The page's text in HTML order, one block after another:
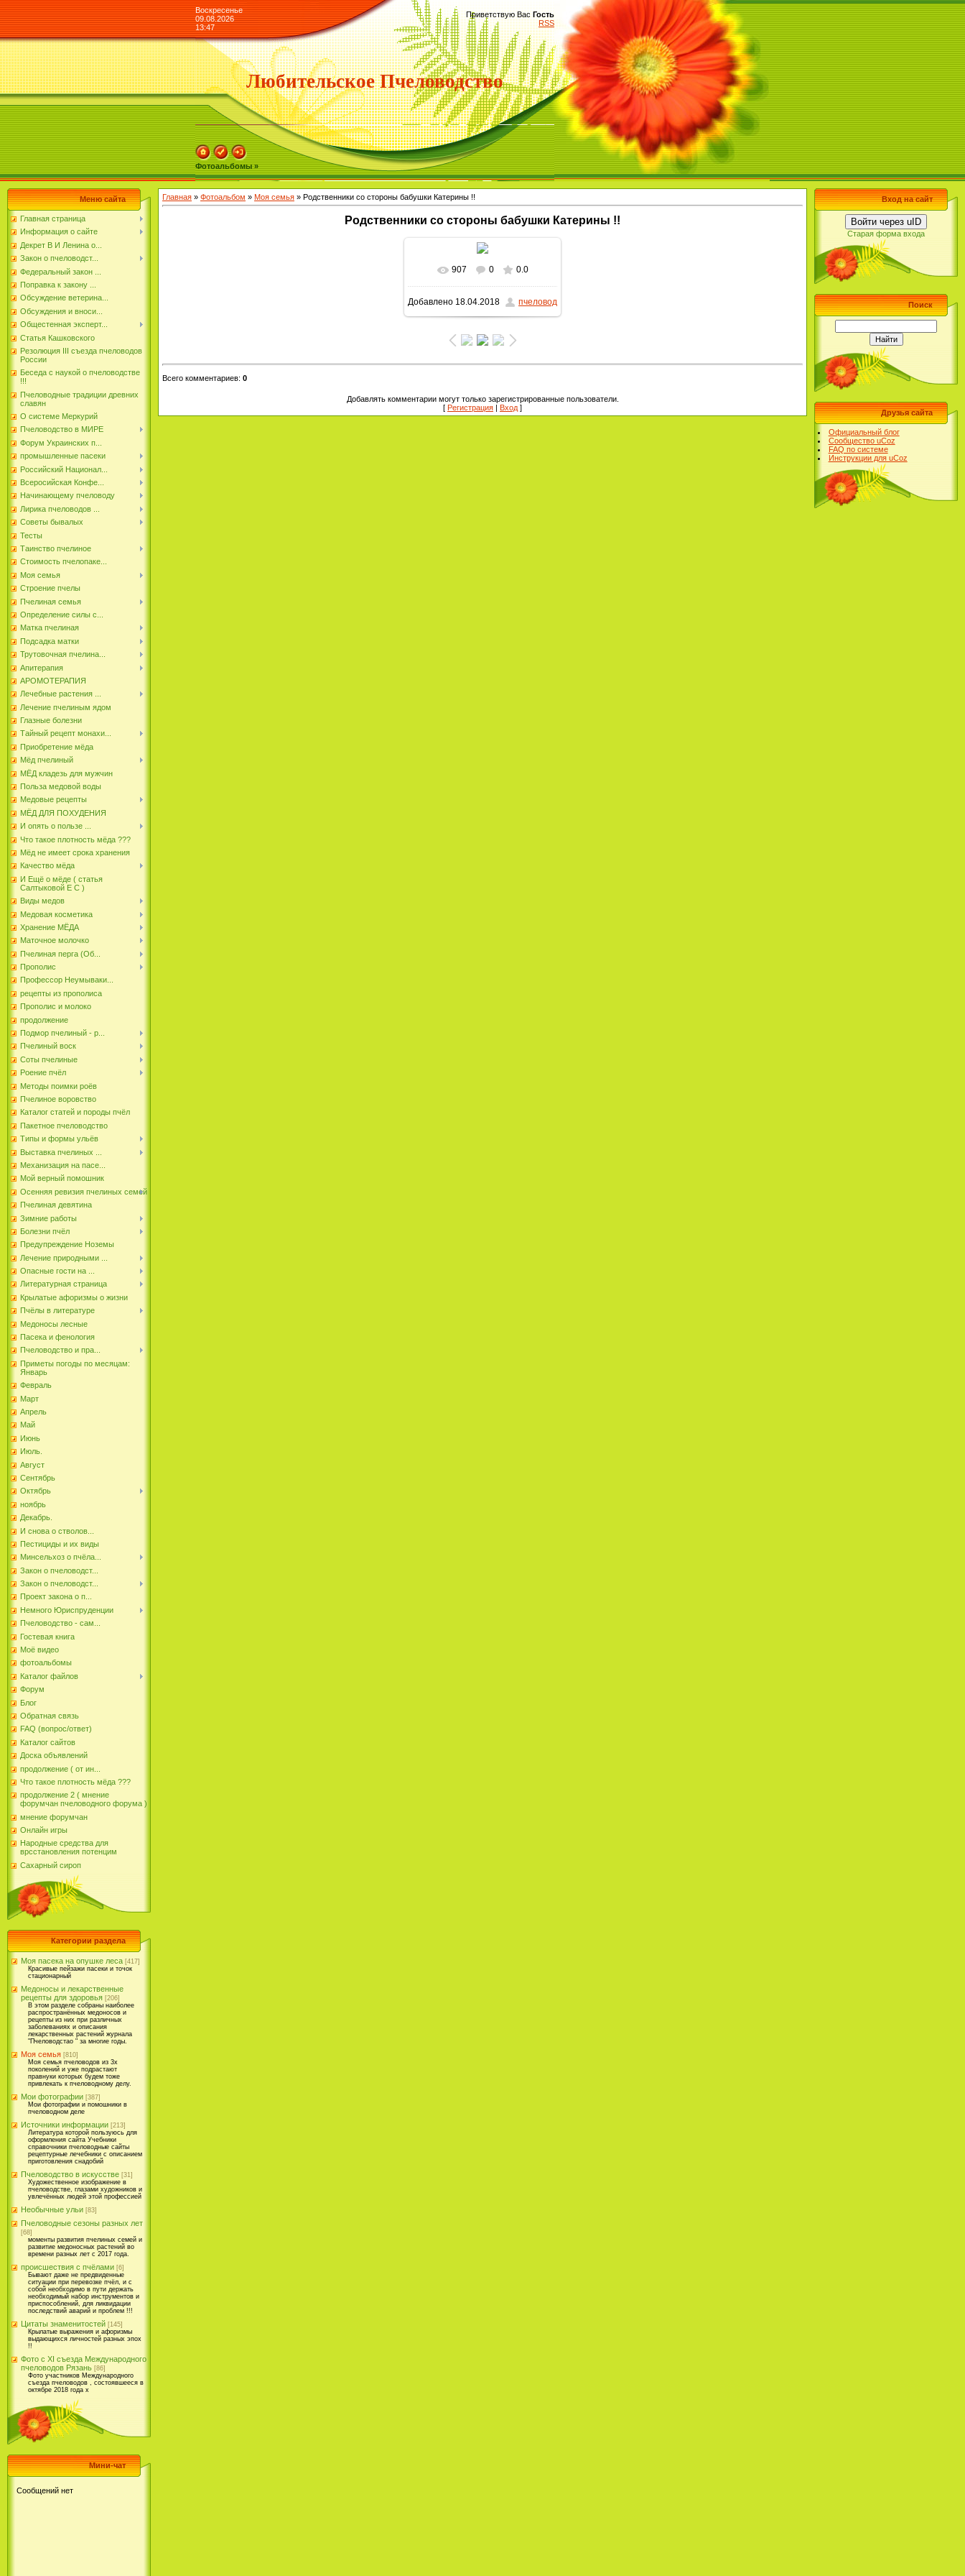
Воскресенье
09.08.2026
13:47
Приветствую Вас Гость
RSS
Любительское Пчеловодство
Фотоальбомы »
Меню сайта
Главная страница
Информация о сайте
Декрет В И Ленина о...
Закон о пчеловодст...
Федеральный закон ...
Поправка к закону ...
Обсуждение ветерина...
Обсуждения и вноси...
Общестенная эксперт...
Статья Кашковского
Резолюция III съезда пчеловодов
России
Беседа с наукой о пчеловодстве
!!!
Пчеловодные традиции древних
славян
О системе Меркурий
Пчеловодство в МИРЕ
Форум Украинских п...
промышленные пасеки
Российский Национал...
Всеросийская Конфе...
Начинающему пчеловоду
Лирика пчеловодов ...
Советы бывалых
Тесты
Таинство пчелиное
Стоимость пчелопаке...
Моя семья
Строение пчелы
Пчелиная семья
Определение силы с...
Матка пчелиная
Подсадка матки
Трутовочная пчелина...
Апитерапия
АРОМОТЕРАПИЯ
Лечебные растения ...
Лечение пчелиным ядом
Глазные болезни
Тайный рецепт монахи...
Приобретение мёда
Мёд пчелиный
МЁД кладезь для мужчин
Польза медовой воды
Медовые рецепты
МЁД ДЛЯ ПОХУДЕНИЯ
И опять о пользе ...
Что такое плотность мёда ???
Мёд не имеет срока хранения
Качество мёда
И Ещё о мёде ( статья
Салтыковой Е С )
Виды медов
Медовая косметика
Хранение МЁДА
Маточное молочко
Пчелиная перга (Об...
Прополис
Профессор Неумываки...
рецепты из прополиса
Прополис и молоко
продолжение
Подмор пчелиный - р...
Пчелиный воск
Соты пчелиные
Роение пчёл
Методы поимки роёв
Пчелиное воровство
Каталог статей и породы пчёл
Пакетное пчеловодство
Типы и формы ульёв
Выставка пчелиных ...
Механизация на пасе...
Мой верный помошник
Осенняя ревизия пчелиных семей
Пчелиная девятина
Зимние работы
Болезни пчёл
Предупреждение Ноземы
Лечение природными ...
Опасные гости на ...
Литературная страница
Крылатые афоризмы о жизни
Пчёлы в литературе
Медоносы лесные
Пасека и фенология
Пчеловодство и пра...
Приметы погоды по месяцам:
Январь
Февраль
Март
Апрель
Май
Июнь
Июль.
Август
Сентябрь
Октябрь
ноябрь
Декабрь.
И снова о стволов...
Пестициды и их виды
Минсельхоз о пчёла...
Закон о пчеловодст...
Закон о пчеловодст...
Проект закона о п...
Немного Юриспруденции
Пчеловодство - сам...
Гостевая книга
Моё видео
фотоальбомы
Каталог файлов
Форум
Блог
Обратная связь
FAQ (вопрос/ответ)
Каталог сайтов
Доска объявлений
продолжение ( от ин...
Что такое плотность мёда ???
продолжение 2 ( мнение
форумчан пчеловодного форума )
мнение форумчан
Онлайн игры
Народные средства для
врсстановления потенцим
Сахарный сироп
Категории раздела
Моя пасека на опушке леса [417]
Красивые пейзажи пасеки и точок
стационарный
Медоносы и лекарственные
рецепты для здоровья [206]
В этом разделе собраны наиболее
распространённых медоносов и
рецепты из них при различных
заболеваниях и описания
лекарственных растений журнала
"Пчеловодстао " за многие годы.
Моя семья [810]
Моя семья пчеловодов из 3х
поколений и уже подрастают
правнуки которых будем тоже
привлекать к пчеловодному делу.
Мои фотографии [387]
Мои фотографии и помошники в
пчеловодном деле
Источники информации [213]
Литература которой пользуюсь для
оформления сайта Учебники
справочники пчеловодные сайты
рецептурные лечебники с описанием
приготовления снадобий
Пчеловодство в искусстве [31]
Художественное изображение в
пчеловодстве, глазами художников и
увлечённых людей этой профессией
Необычные ульи [83]
Пчеловодные сезоны разных лет
[68]
моменты развития пчелиных семей и
развитие медоносных растений во
времени разных лет с 2017 года.
происшествия с пчёлами [6]
Бывают даже не предвиденные
ситуации при перевозке пчёл, и с
собой необходимо в пути держать
необходимый набор инструментов и
приспособлений, для ликвидации
последствий аварий и проблем !!!
Цитаты знаменитостей [145]
Крылатые выражения и афоризмы
выдающихся личностей разных эпох
!!
Фото с XI съезда Международного
пчеловодов Рязань [86]
Фото участников Международного
съезда пчеловодов , состоявшееся в
октябре 2018 года х
Мини-чат
Главная » Фотоальбом » Моя семья » Родственники со стороны бабушки Катерины !!
Родственники со стороны бабушки Катерины !!
В реальном размере
1680x1180/ 212.8Kb
907 0 0.0
Добавлено 18.04.2018 пчеловод
Всего комментариев: 0
Добавлять комментарии могут только зарегистрированные пользователи.
[ Регистрация Вход]
Вход на сайт
Войти через uID
Старая форма входа
Поиск
Друзья сайта
Официальный блог
Сообщество uCoz
FAQ по системе
Инструкции для uCoz